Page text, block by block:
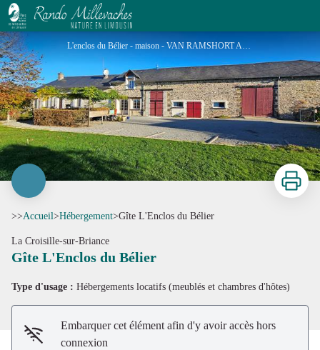
Gîte L'Enclos du Bélier
L'enclos du Bélier - maison - VAN RAMSHORT Albert
Imprimer
>>Accueil>Hébergement>Gîte L'Enclos du Bélier
La Croisille-sur-Briance
Gîte L'Enclos du Bélier
Type d'usage : Hébergements locatifs (meublés et chambres d'hôtes)
Embarquer cet élément afin d'y avoir accès hors
connexion